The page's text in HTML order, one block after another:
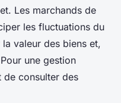
Les marchands de
les fluctuations du
valeur des biens et,
une gestion
de consulter des